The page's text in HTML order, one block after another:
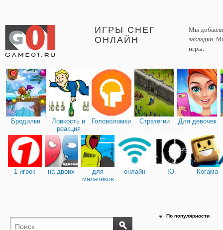
ИГРЫ СНЕГ
ОНЛАЙН
Мы
закладки.
игры.
Бродилки
Ловкость и
реакция
Головоломки Стратегии Для девочек
1 игрок на двоих
для
мальчиков
онлайн IO Когама
По популярности